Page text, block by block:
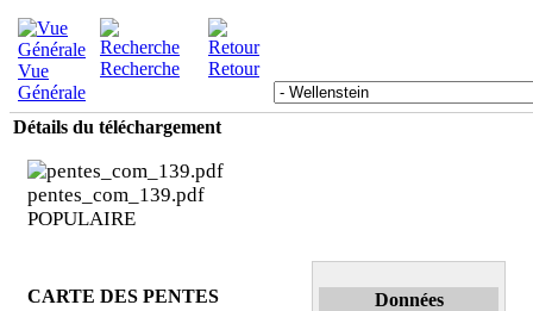
Vue
Générale
Recherche Retour
Détails du téléchargement
pentes_com_139.pdf
POPULAIRE
CARTE DES PENTES Données